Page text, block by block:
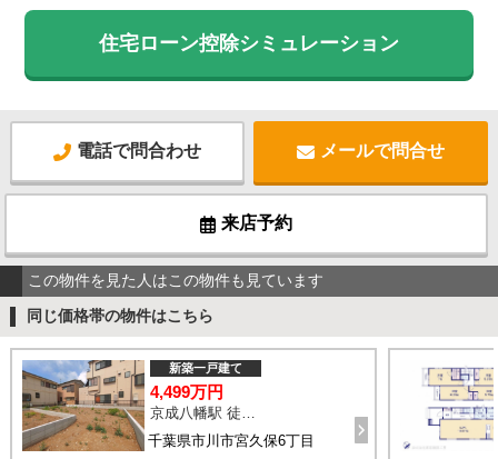
住宅ローン控除シミュレーション
電話で問合わせ メールで問合せ
来店予約
この物件を見た人はこの物件も見ています
同じ価格帯の物件はこちら
千葉県市川市宮久保6丁目
新築一戸建て
4,499万円